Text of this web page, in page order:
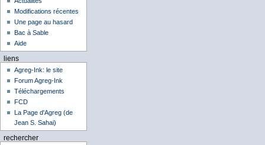
Modifications récentes
Une page au hasard
Bac à Sable
Aide
liens
Agreg-Ink: le site
Forum Agreg-Ink
Téléchargements
FCD
La Page d'Agreg (de
Jean S. Sahai)
rechercher